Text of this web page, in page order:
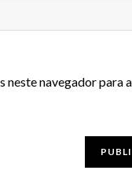
neste navegador para